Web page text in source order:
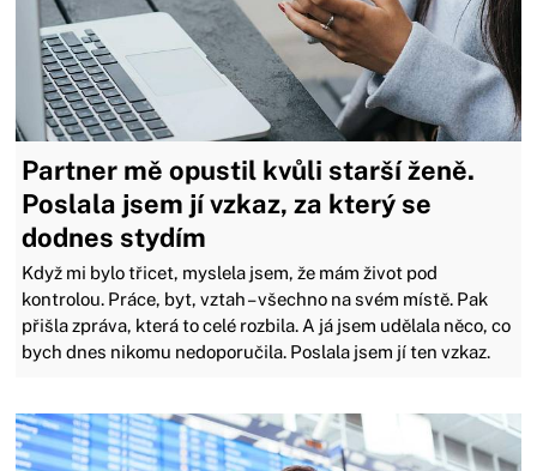
Partner mě opustil kvůli starší ženě.
Poslala jsem jí vzkaz, za který se
dodnes stydím
Když mi bylo třicet, myslela jsem, že mám život pod
kontrolou. Práce, byt, vztah – všechno na svém místě. Pak
přišla zpráva, která to celé rozbila. A já jsem udělala něco, co
bych dnes nikomu nedoporučila. Poslala jsem jí ten vzkaz.